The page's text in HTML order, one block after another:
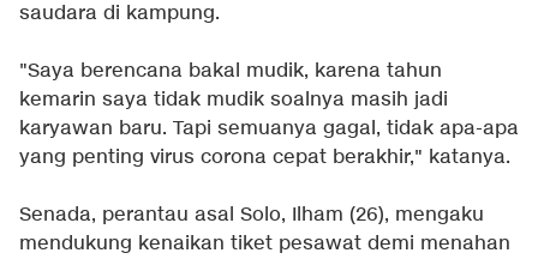
saudara di kampung.
"Saya berencana bakal mudik, karena tahun
kemarin saya tidak mudik soalnya masih jadi
karyawan baru. Tapi semuanya gagal, tidak apa-apa
yang penting virus corona cepat berakhir," katanya.
Senada, perantau asal Solo, Ilham (26), mengaku
mendukung kenaikan tiket pesawat demi menahan